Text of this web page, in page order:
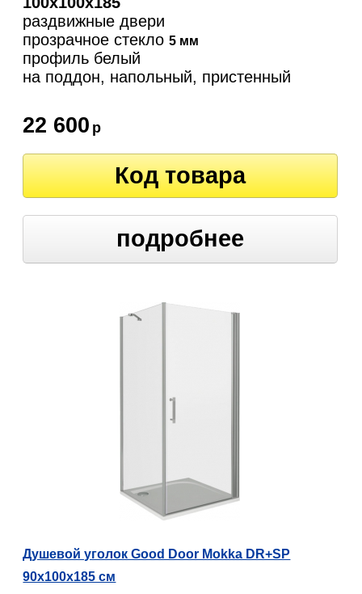
раздвижные двери
прозрачное стекло5 мм
профиль белый
на поддон, напольный, пристенный
22 600 р
Код товара
подробнее
Душевой уголок Good Door Mokka DR+SP
90х100х185 см